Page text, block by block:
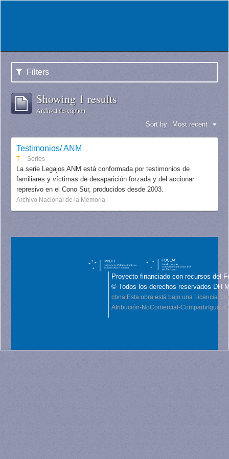
Filters
Showing 1 results
Archival description
Sort by: Most recent
Testimonios/ ANM
T Series
La serie Legajos ANM está conformada por testimonios de
familiares y víctimas de desaparición forzada y del accionar
represivo en el Cono Sur, producidos desde 2003.
Archivo Nacional de la Memoria
Proyecto financiado con recursos del
© Todos los derechos reservados DH
cbna Esta obra está bajo una Licencia
Atribución-NoComercial-CompartirIgual